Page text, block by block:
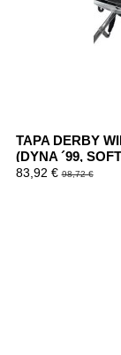
TAPA DERBY
(DYNA ´99,
83,92 €98,72 €